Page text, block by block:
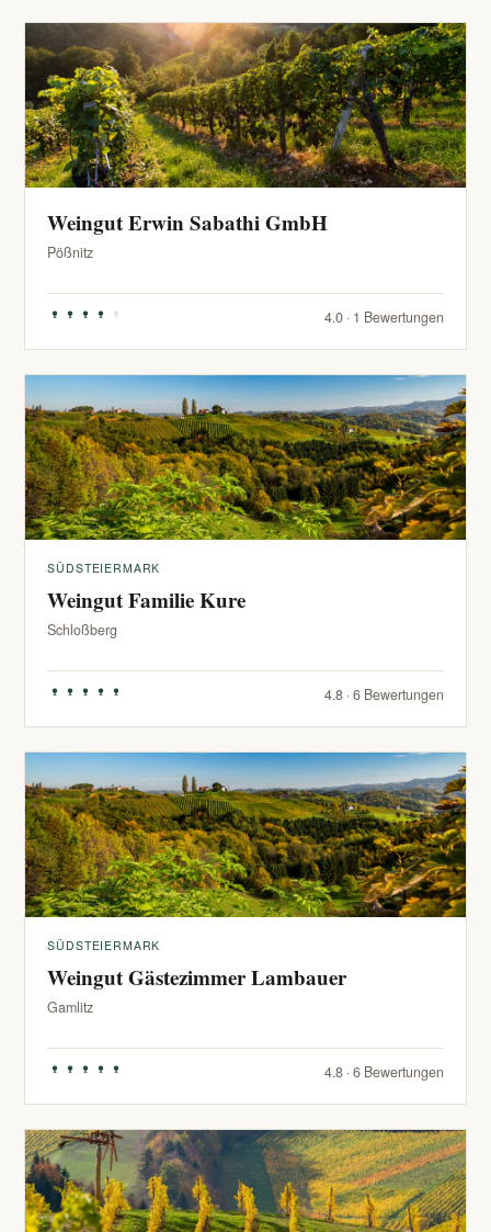
Weingut Erwin Sabathi GmbH
Pößnitz
4.0 · 1 Bewertungen
SÜDSTEIERMARK
Weingut Familie Kure
Schloßberg
4.8 · 6 Bewertungen
SÜDSTEIERMARK
Weingut Gästezimmer Lambauer
Gamlitz
4.8 · 6 Bewertungen